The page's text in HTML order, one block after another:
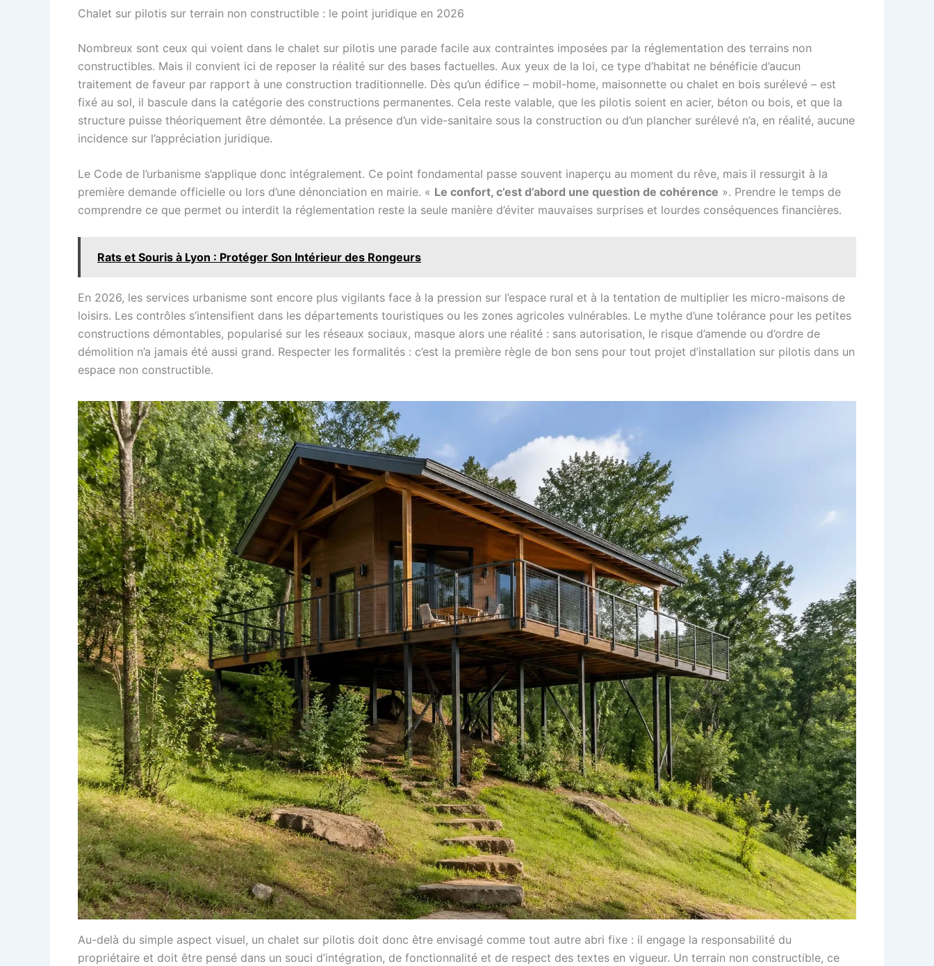
Chalet sur pilotis sur terrain non constructible : le point juridique en 2026
Nombreux sont ceux qui voient dans le chalet sur pilotis une parade facile aux contraintes imposées par la réglementation des terrains non
constructibles. Mais il convient ici de reposer la réalité sur des bases factuelles. Aux yeux de la loi, ce type d’habitat ne bénéficie d’aucun
traitement de faveur par rapport à une construction traditionnelle. Dès qu’un édifice – mobil-home, maisonnette ou chalet en bois surélevé – est
fixé au sol, il bascule dans la catégorie des constructions permanentes. Cela reste valable, que les pilotis soient en acier, béton ou bois, et que la
structure puisse théoriquement être démontée. La présence d’un vide-sanitaire sous la construction ou d’un plancher surélevé n’a, en réalité, aucune
incidence sur l’appréciation juridique.
Le Code de l’urbanisme s’applique donc intégralement. Ce point fondamental passe souvent inaperçu au moment du rêve, mais il ressurgit à la
première demande officielle ou lors d’une dénonciation en mairie. « Le confort, c’est d’abord une question de cohérence ». Prendre le temps de
comprendre ce que permet ou interdit la réglementation reste la seule manière d’éviter mauvaises surprises et lourdes conséquences financières.
Rats et Souris à Lyon : Protéger Son Intérieur des Rongeurs
En 2026, les services urbanisme sont encore plus vigilants face à la pression sur l’espace rural et à la tentation de multiplier les micro-maisons de
loisirs. Les contrôles s’intensifient dans les départements touristiques ou les zones agricoles vulnérables. Le mythe d’une tolérance pour les petites
constructions démontables, popularisé sur les réseaux sociaux, masque alors une réalité : sans autorisation, le risque d’amende ou d’ordre de
démolition n’a jamais été aussi grand. Respecter les formalités : c’est la première règle de bon sens pour tout projet d’installation sur pilotis dans un
espace non constructible.
Au-delà du simple aspect visuel, un chalet sur pilotis doit donc être envisagé comme tout autre abri fixe : il engage la responsabilité du
propriétaire et doit être pensé dans un souci d’intégration, de fonctionnalité et de respect des textes en vigueur. Un terrain non constructible, ce